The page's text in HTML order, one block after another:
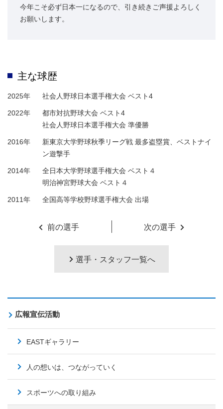
今年こそ必ず日本一になるので、引き続きご声援よろしく
お願いします。
主な球歴
2025年 社会人野球日本選手権大会 ベスト4
2022年
都市対抗野球大会 ベスト4
社会人野球日本選手権大会 準優勝
2016年
新東京大学野球秋季リーグ戦 最多盗塁賞、ベストナイ
ン遊撃手
2014年
全日本大学野球選手権大会 ベスト４
明治神宮野球大会 ベスト４
2011年 全国高等学校野球選手権大会 出場
前の選手 次の選手
選手・スタッフ一覧へ
広報宣伝活動
EASTギャラリー
人の想いは、つながっていく
スポーツへの取り組み